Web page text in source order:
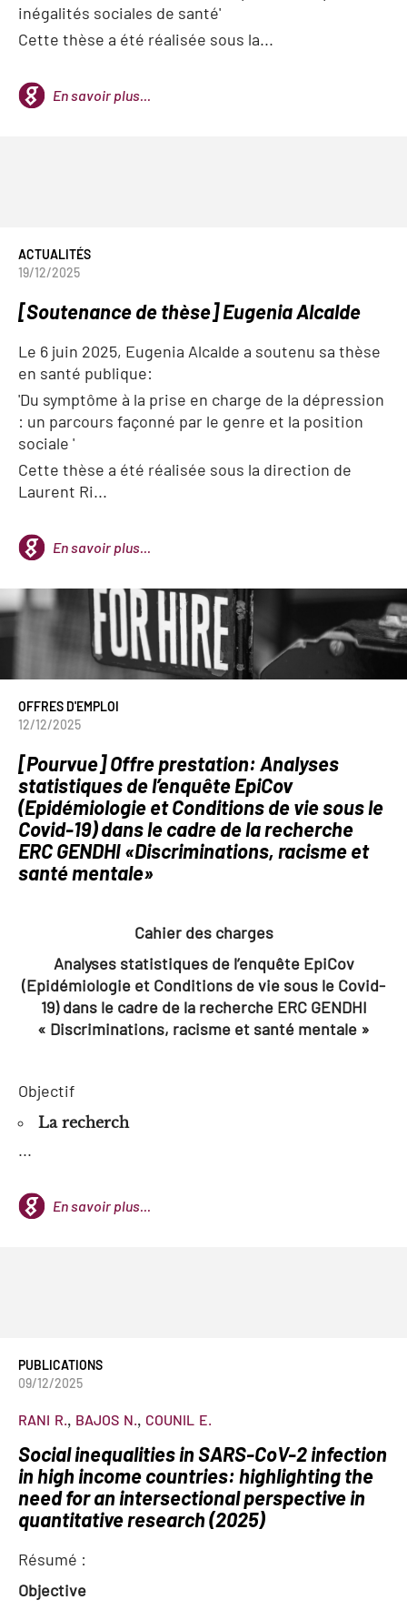
inégalités sociales de santé'
Cette thèse a été réalisée sous la...
En savoir plus...
ACTUALITÉS
19/12/2025
[Soutenance de thèse] Eugenia Alcalde
Le 6 juin 2025, Eugenia Alcalde a soutenu sa thèse
en santé publique:
'Du symptôme à la prise en charge de la dépression
: un parcours façonné par le genre et la position
sociale '
Cette thèse a été réalisée sous la direction de
Laurent Ri...
En savoir plus...
OFFRES D'EMPLOI
12/12/2025
[Pourvue] Offre prestation: Analyses
statistiques de l’enquête EpiCov
(Epidémiologie et Conditions de vie sous le
Covid-19) dans le cadre de la recherche
ERC GENDHI «Discriminations, racisme et
santé mentale»
Cahier des charges
Analyses statistiques de l’enquête EpiCov
(Epidémiologie et Conditions de vie sous le Covid-
19) dans le cadre de la recherche ERC GENDHI
« Discriminations, racisme et santé mentale »
Objectif
La recherch
...
En savoir plus...
PUBLICATIONS
09/12/2025
RANI R. BAJOS N. COUNIL E.
Social inequalities in SARS-CoV-2 infection
in high income countries: highlighting the
need for an intersectional perspective in
quantitative research (2025)
Résumé :
Objective